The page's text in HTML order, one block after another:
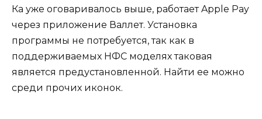
Ка уже оговаривалось выше, работает Apple Pay
через приложение Валлет. Установка
программы не потребуется, так как в
поддерживаемых НФС моделях таковая
является предустановленной. Найти ее можно
среди прочих иконок.